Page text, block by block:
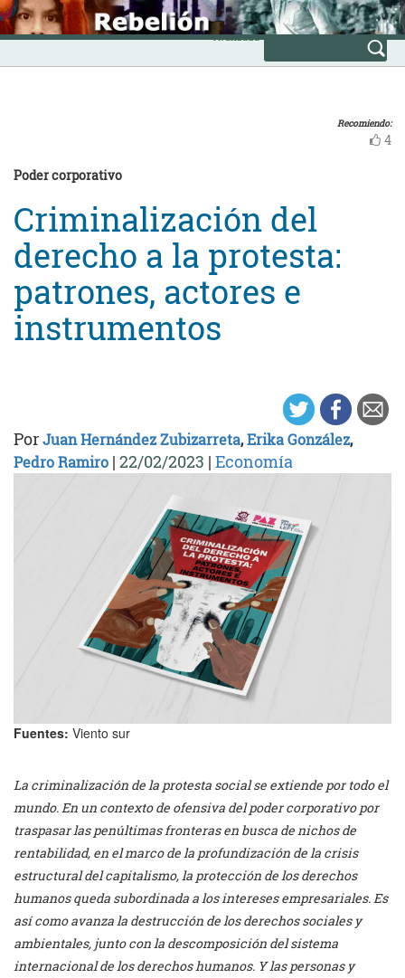
Skip
to
content
INICIO
Avanzada
Recomiendo:
4
Poder corporativo
Criminalización del
derecho a la protesta:
patrones, actores e
instrumentos
PorJuan Hernández Zubizarreta,Erika González,
Pedro Ramiro | 22/02/2023 | Economía
Fuentes: Viento sur
La criminalización de la protesta social se extiende por todo el
mundo. En un contexto de ofensiva del poder corporativo por
traspasar las penúltimas fronteras en busca de nichos de
rentabilidad, en el marco de la profundización de la crisis
estructural del capitalismo, la protección de los derechos
humanos queda subordinada a los intereses empresariales. Es
así como avanza la destrucción de los derechos sociales y
ambientales, junto con la descomposición del sistema
internacional de los derechos humanos. Y las personas y